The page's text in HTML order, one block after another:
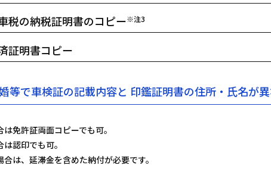
税の納税証明書のコピー※注3
証明書コピー
等で車検証の記載内容と 印鑑証明書の住所・氏名が
免許証両面コピーでも可。
認印でも可。
は、延滞金を含めた納付が必要です。